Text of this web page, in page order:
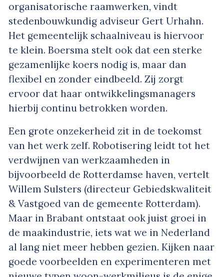
organisatorische raamwerken, vindt
stedenbouwkundig adviseur Gert Urhahn.
Het gemeentelijk schaalniveau is hiervoor
te klein. Boersma stelt ook dat een sterke
gezamenlijke koers nodig is, maar dan
flexibel en zonder eindbeeld. Zij zorgt
ervoor dat haar ontwikkelingsmanagers
hierbij continu betrokken worden.
Een grote onzekerheid zit in de toekomst
van het werk zelf. Robotisering leidt tot het
verdwijnen van werkzaamheden in
bijvoorbeeld de Rotterdamse haven, vertelt
Willem Sulsters (directeur Gebiedskwaliteit
& Vastgoed van de gemeente Rotterdam).
Maar in Brabant ontstaat ook juist groei in
de maakindustrie, iets wat we in Nederland
al lang niet meer hebben gezien. Kijken naar
goede voorbeelden en experimenteren met